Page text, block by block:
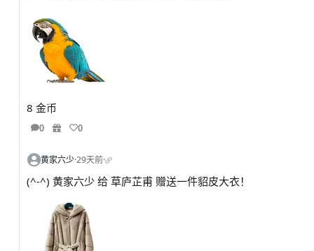
8 金币
0 0
黄家六少·29天前·
(^-^) 黄家六少 给 草庐芷甫 赠送一件貂皮大衣！